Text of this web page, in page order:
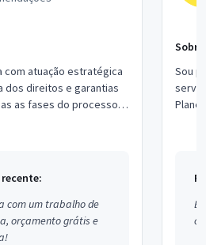
com atuação estratégica
dos direitos e garantias
as fases do processo
com um trabalho de
orçamento grátis e
Sou